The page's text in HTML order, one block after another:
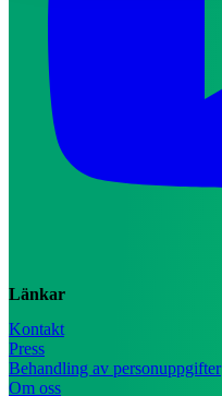
Länkar
Kontakt
Press
Behandling av personuppgifter
Om oss